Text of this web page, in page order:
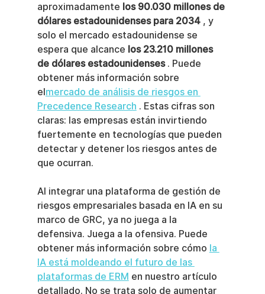
aproximadamente los 90.030 millones de
dólares estadounidenses para 2034 , y
solo el mercado estadounidense se
espera que alcance los 23.210 millones
de dólares estadounidenses . Puede
obtener más información sobre
elmercado de análisis de riesgos en
Precedence Research . Estas cifras son
claras: las empresas están invirtiendo
fuertemente en tecnologías que pueden
detectar y detener los riesgos antes de
que ocurran.
Al integrar una plataforma de gestión de
riesgos empresariales basada en IA en su
marco de GRC, ya no juega a la
defensiva. Juega a la ofensiva. Puede
obtener más información sobre cómo la
IA está moldeando el futuro de las
plataformas de ERM en nuestro artículo
detallado. No se trata solo de aumentar